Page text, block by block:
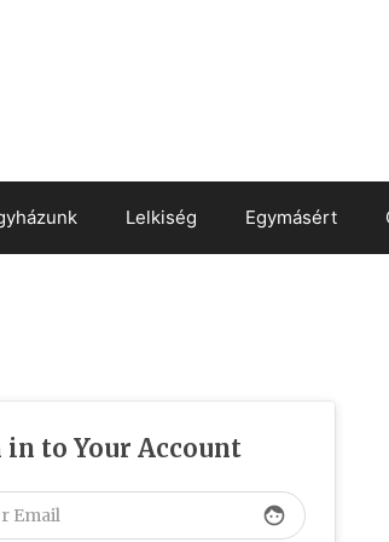
Lelkiség Egymásért
in to Your Account
face